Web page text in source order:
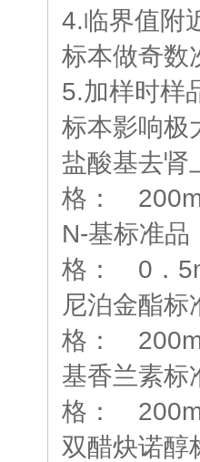
4.临界值附
标本做奇数
5.加样时样
标本影响极
盐酸基去
格：
N-基标准
格： 0．
尼泊金酯
格：
基香兰素
格：
双醋炔诺